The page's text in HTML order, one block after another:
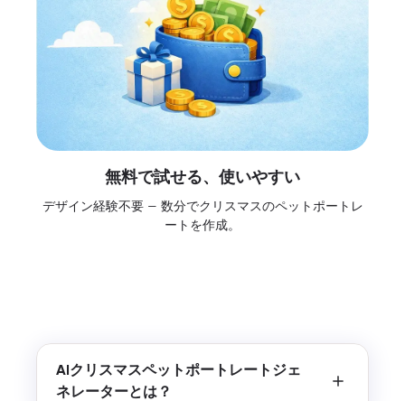
無料で試せる、使いやすい
デザイン経験不要 — 数分でクリスマスのペットポートレ
ートを作成。
AIクリスマスペットポートレートジェ
ネレーターとは？